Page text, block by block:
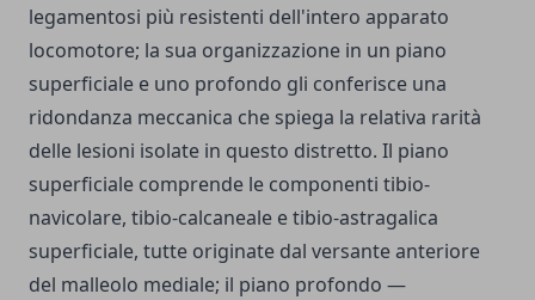
legamentosi più resistenti dell'intero apparato
locomotore; la sua organizzazione in un piano
superficiale e uno profondo gli conferisce una
ridondanza meccanica che spiega la relativa rarità
delle lesioni isolate in questo distretto. Il piano
superficiale comprende le componenti tibio-
navicolare, tibio-calcaneale e tibio-astragalica
superficiale, tutte originate dal versante anteriore
del malleolo mediale; il piano profondo —